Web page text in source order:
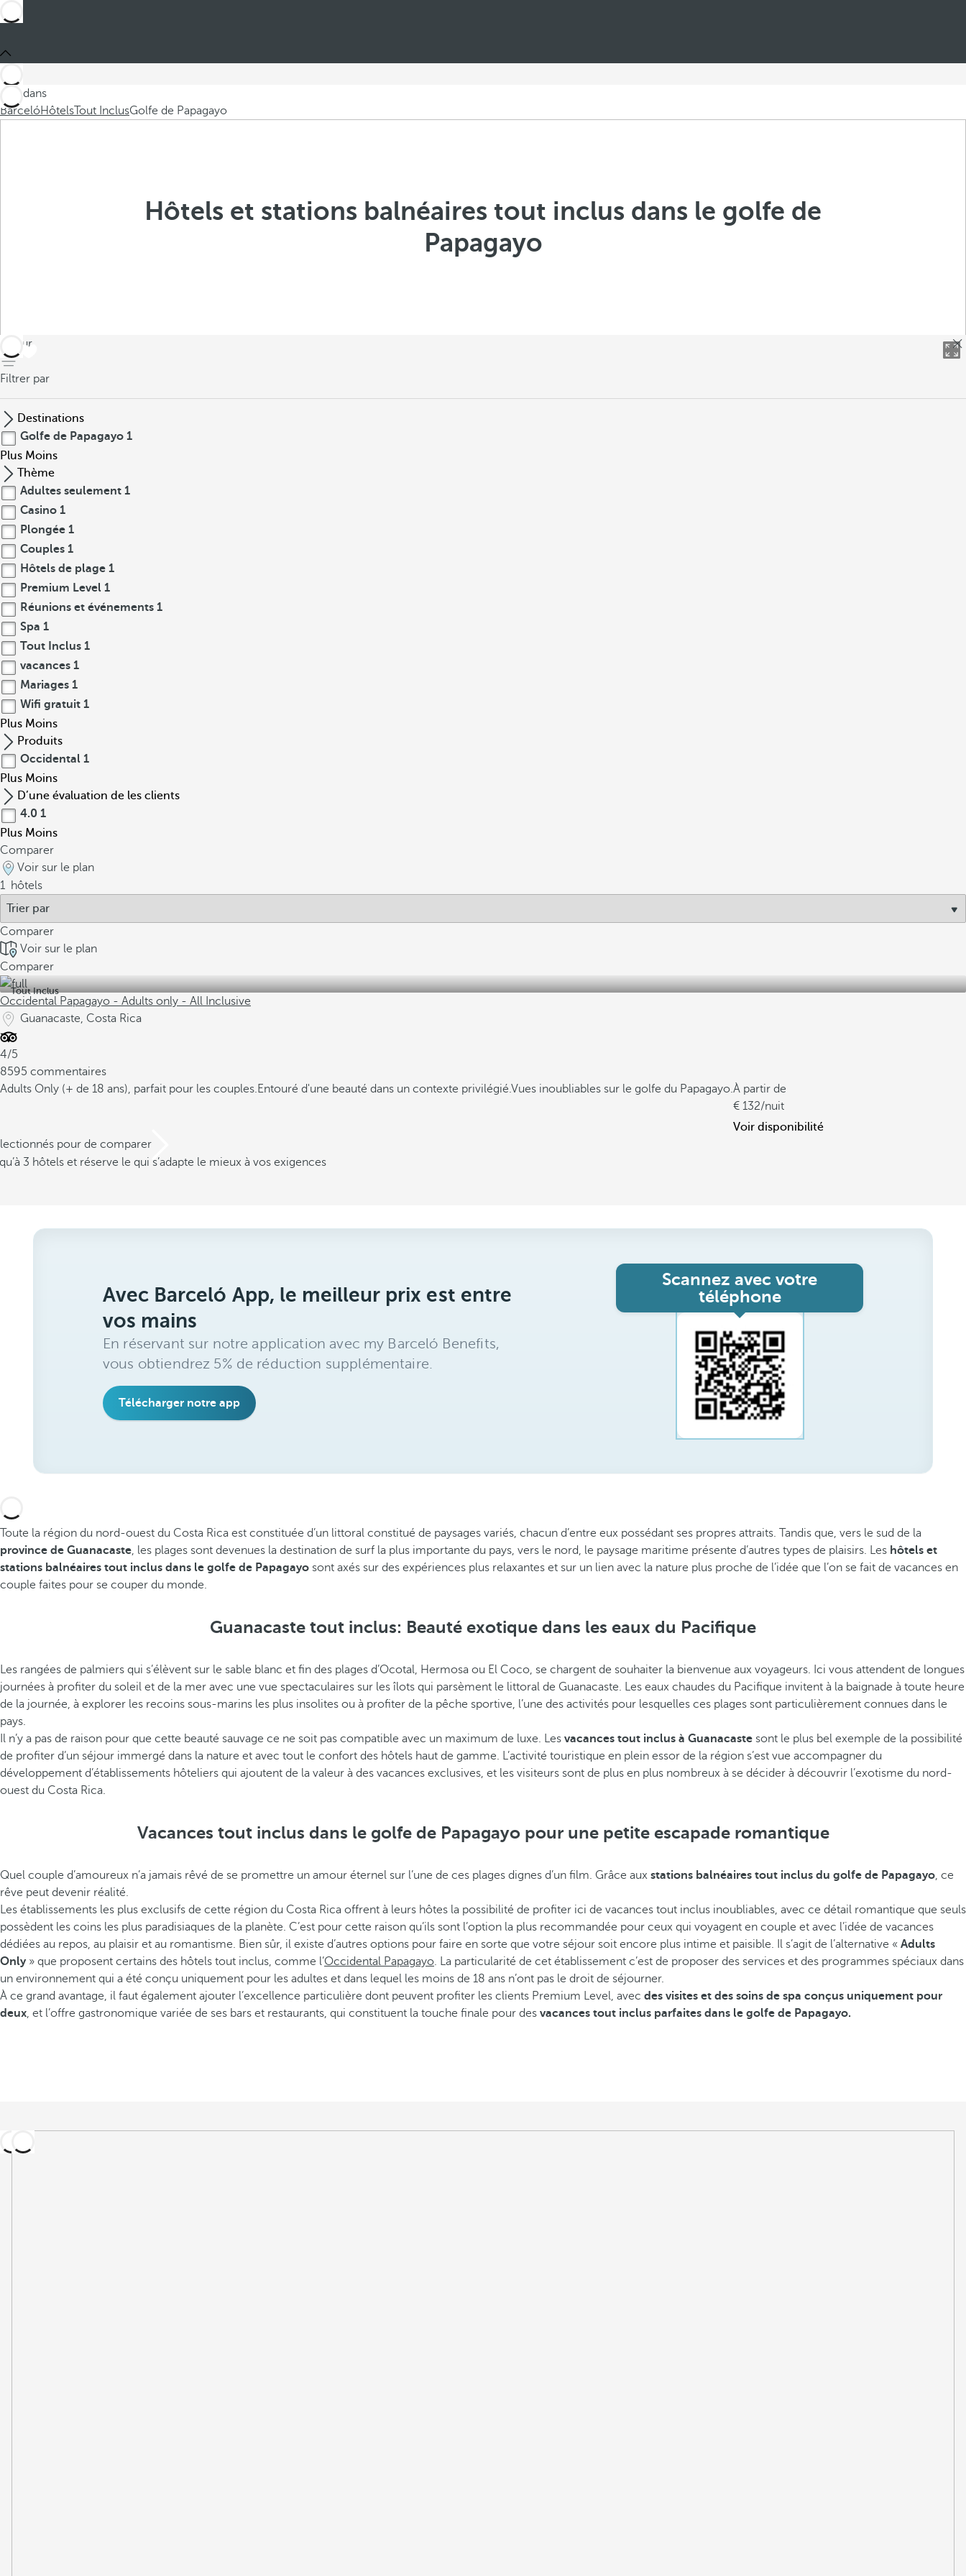
Ces dans
BarcelóHôtelsTout InclusGolfe de Papagayo
Hôtels et stations balnéaires tout inclus dans le golfe de
Papagayo
retour
Filtrer par
Destinations
Golfe de Papagayo 1
Plus Moins
Thème
Adultes seulement 1
Casino 1
Plongée 1
Couples 1
Hôtels de plage 1
Premium Level 1
Réunions et événements 1
Spa 1
Tout Inclus 1
vacances 1
Mariages 1
Wifi gratuit 1
Plus Moins
Produits
Occidental 1
Plus Moins
D’une évaluation de les clients
4.0 1
Plus Moins
Comparer
Voir sur le plan
1 hôtels
Comparer
Voir sur le plan
Comparer
Tout Inclus
Occidental Papagayo - Adults only - All Inclusive
Guanacaste, Costa Rica
4/5
8595 commentaires
Adults Only (+ de 18 ans), parfait pour les couples.Entouré d'une beauté dans un contexte privilégié.Vues inoubliables sur le golfe du Papagayo.À partir de
132/nuit
Voir disponibilité
pour de comparer
3 hôtels et réserve le qui s’adapte le mieux à vos exigences
Avec Barceló App, le meilleur prix est entre
vos mains
En réservant sur notre application avec my Barceló Benefits,
vous obtiendrez 5% de réduction supplémentaire.
Télécharger notre app
Scannez avec votre
téléphone
Toute la région du nord-ouest du Costa Rica est constituée d’un littoral constitué de paysages variés, chacun d’entre eux possédant ses propres attraits. Tandis que, vers le sud de la
province de Guanacaste, les plages sont devenues la destination de surf la plus importante du pays, vers le nord, le paysage maritime présente d’autres types de plaisirs. Les hôtels et
stations balnéaires tout inclus dans le golfe de Papagayo sont axés sur des expériences plus relaxantes et sur un lien avec la nature plus proche de l’idée que l’on se fait de vacances en
couple faites pour se couper du monde.
Guanacaste tout inclus: Beauté exotique dans les eaux du Pacifique
Les rangées de palmiers qui s’élèvent sur le sable blanc et fin des plages d’Ocotal, Hermosa ou El Coco, se chargent de souhaiter la bienvenue aux voyageurs. Ici vous attendent de longues
journées à profiter du soleil et de la mer avec une vue spectaculaires sur les îlots qui parsèment le littoral de Guanacaste. Les eaux chaudes du Pacifique invitent à la baignade à toute heure
de la journée, à explorer les recoins sous-marins les plus insolites ou à profiter de la pêche sportive, l’une des activités pour lesquelles ces plages sont particulièrement connues dans le
pays.
Il n’y a pas de raison pour que cette beauté sauvage ce ne soit pas compatible avec un maximum de luxe. Les vacances tout inclus à Guanacaste sont le plus bel exemple de la possibilité
de profiter d’un séjour immergé dans la nature et avec tout le confort des hôtels haut de gamme. L’activité touristique en plein essor de la région s’est vue accompagner du
développement d’établissements hôteliers qui ajoutent de la valeur à des vacances exclusives, et les visiteurs sont de plus en plus nombreux à se décider à découvrir l’exotisme du nord-
ouest du Costa Rica.
Vacances tout inclus dans le golfe de Papagayo pour une petite escapade romantique
Quel couple d’amoureux n’a jamais rêvé de se promettre un amour éternel sur l’une de ces plages dignes d’un film. Grâce aux stations balnéaires tout inclus du golfe de Papagayo, ce
rêve peut devenir réalité.
Les établissements les plus exclusifs de cette région du Costa Rica offrent à leurs hôtes la possibilité de profiter ici de vacances tout inclus inoubliables, avec ce détail romantique que seuls
possèdent les coins les plus paradisiaques de la planète. C’est pour cette raison qu’ils sont l’option la plus recommandée pour ceux qui voyagent en couple et avec l’idée de vacances
dédiées au repos, au plaisir et au romantisme. Bien sûr, il existe d’autres options pour faire en sorte que votre séjour soit encore plus intime et paisible. Il s’agit de l’alternative « Adults
Only» que proposent certains des hôtels tout inclus, comme l’Occidental Papagayo. La particularité de cet établissement c’est de proposer des services et des programmes spéciaux dans
un environnement qui a été conçu uniquement pour les adultes et dans lequel les moins de 18 ans n’ont pas le droit de séjourner.
À ce grand avantage, il faut également ajouter l’excellence particulière dont peuvent profiter les clients Premium Level, avec des visites et des soins de spa conçus uniquement pour
deux, et l’offre gastronomique variée de ses bars et restaurants, qui constituent la touche finale pour des vacances tout inclus parfaites dans le golfe de Papagayo.